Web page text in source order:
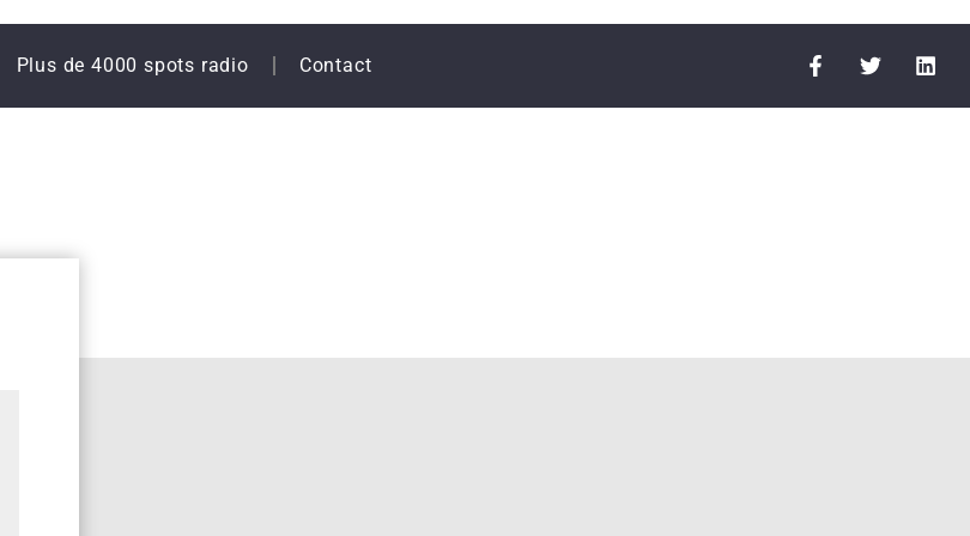
Plus de 4000 spots radio Contact